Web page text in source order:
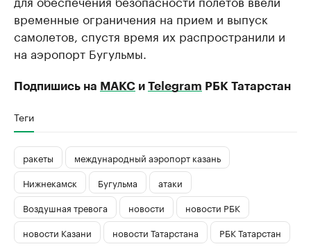
временные ограничения на прием и выпуск
самолетов, спустя время их распространили и
на аэропорт Бугульмы.
Подпишись на МАКС и Telegram РБК Татарстан
Теги
ракеты
международный аэропорт казань
Нижнекамск
Бугульма
атаки
Воздушная тревога
новости
новости РБК
новости Казани
новости Татарстана РБК Татарстан